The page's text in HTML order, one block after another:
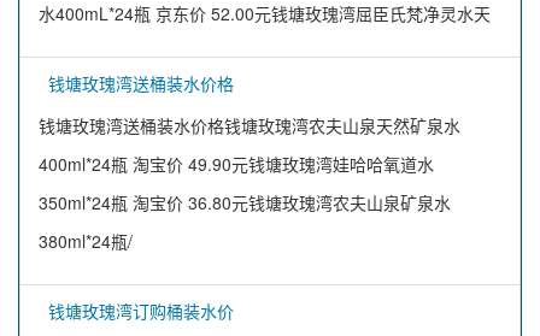
水400mL*24瓶 京东价 52.00元钱塘玫瑰湾屈臣氏梵净灵水天
钱塘玫瑰湾送桶装水价格
钱塘玫瑰湾送桶装水价格钱塘玫瑰湾农夫山泉天然矿泉水
400ml*24瓶 淘宝价 49.90元钱塘玫瑰湾娃哈哈氧道水
350ml*24瓶 淘宝价 36.80元钱塘玫瑰湾农夫山泉矿泉水
380ml*24瓶/
钱塘玫瑰湾订购桶装水价